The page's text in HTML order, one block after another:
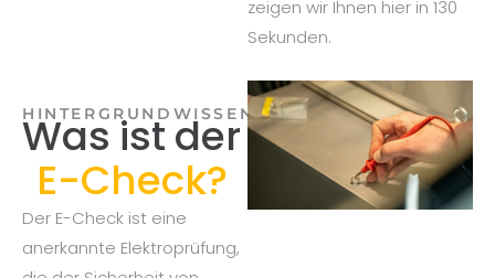
zeigen wir Ihnen hier in 130
Sekunden.
HINTERGRUNDWISSEN
Was ist der
E-Check?
Der E-Check ist eine
anerkannte Elektroprüfung,